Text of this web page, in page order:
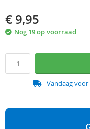
€ 9,95
Nog 19 op voorraad
Vandaag voor